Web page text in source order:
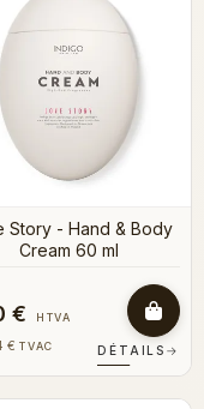
Story - Hand & Body
Cream 60 ml
€ HTVA
€ TVAC DÉTAILS →